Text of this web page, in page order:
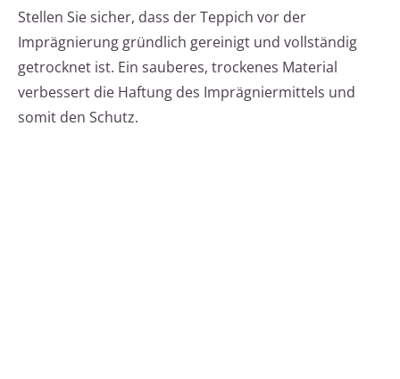
Stellen Sie sicher, dass der Teppich vor der
Imprägnierung gründlich gereinigt und vollständig
getrocknet ist. Ein sauberes, trockenes Material
verbessert die Haftung des Imprägniermittels und
somit den Schutz.